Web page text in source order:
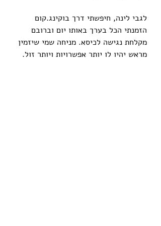
לגבי לינה, חיפשתי דרך בוקינג.קום
הזמנתי הכל בערך באותו יום וברובם
מקלחת נגישה לכיסא. מניחה שמי שיזמין
מראש יהיו לו יותר אפשרויות ויותר זול.